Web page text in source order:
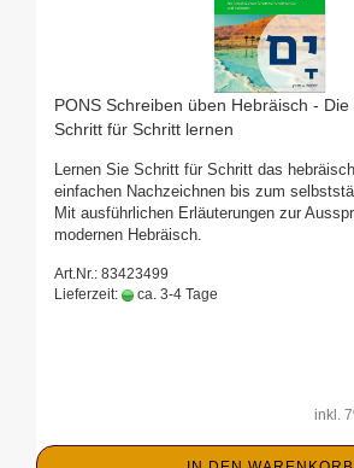
PONS Schreiben üben Hebräisch -
Schritt für Schritt lernen
Lernen Sie Schritt für Schritt das
einfachen Nachzeichnen bis zum
Mit ausführlichen Erläuterungen zur
modernen Hebräisch.
Art.Nr.: 83423499
Lieferzeit:
ca. 3-4 Tage
inkl.